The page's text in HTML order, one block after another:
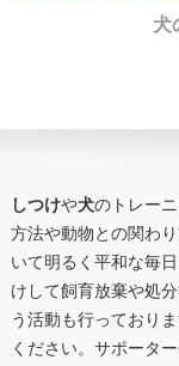
犬
しつけや犬のトレー
方法や動物との関わ
いて明るく平和な毎
けして飼育放棄や処
う活動も行っており
ください。サポータ